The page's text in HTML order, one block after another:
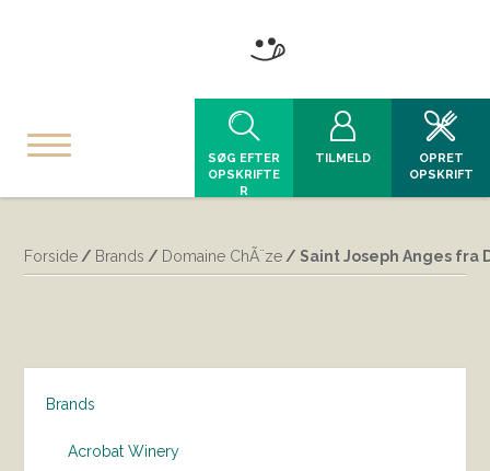
SØG EFTER
OPSKRIFTE
R
TILMELD
OPRET
OPSKRIFT
Forside / Brands / Domaine ChÃ¨ze / Saint Joseph Anges fra
Brands
Acrobat Winery